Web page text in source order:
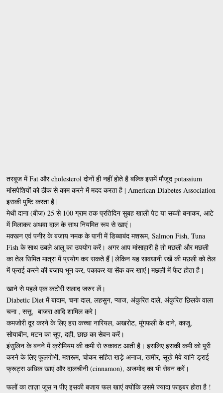
तरबूज में Fat और cholesterol दोनों ही नहीं होते है बल्कि इसमें मौजूद potassium
मांसपेशियों को ठीक से काम करने में मदद करता है | American Diabetes Association
इसकी पुष्टि करता है |
मेथी दाना (बीज) 25 से 100 ग्राम तक प्रतिदिन सुबह खाली पेट या सब्जी बनाकर, आटे
में मिलाकर अथवा दाल के साथ नियमित रूप से खाएं।
मक्खन एवं पनीर के बजाय नमक के पानी में डिब्बाबंद मशरूम, Salmon Fish, Tuna
Fish के साथ उबले आलू का उपयोग करें। अगर आप मांसाहारी है तो मछली और मछली
का तेल सिमित मात्रा में प्रयोग कर सकते हैं | लेकिन यह सावधानी रखें की मछली को तेल
में फ्राई करने की बजाय भून कर, पकाकर या सेंक कर खाएं | मछली में फैट होता है |
खाने से पहले एक कटोरी सलाद जरुर लें।
Diabetic Diet में बादाम, चना दाल, लहसुन, प्याज, अंकुरित दाले, अंकुरित छिलके वाला
चना , सत्तू, बाजरा आदि शामिल करे |
कमजोरी दूर करने के लिए हरा कच्चा नारियल, अखरोट, मूंगफली के दाने, काजू,
सोयाबीन, मटन का सूप, दही, छाछ का सेवन करें।
इंसुलिन के बनने में क्रोमियम की कमी से रुकावट आती है। इसलिए इसकी कमी को पूरी
करने के लिए फूलगोभी, मशरूम, चोकर सहित खड़े अनाज, खमीर, सूखे मेवे यानि ड्राई
फ्रूट्स अधिक खाएं और दालचीनी (cinnamon), अजमोद का भी सेवन करें।
फलों का ताज़ा जूस न पीए इसकी बजाय फल खाएं क्योकि उसमे ज्यादा फाइबर होता है !